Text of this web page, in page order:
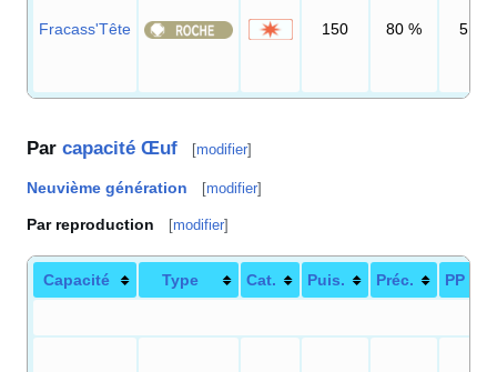
Fracass'Tête 150 80 % 5
Par capacité Œuf [modifier]
Neuvième génération [modifier]
Par reproduction [modifier]
Capacité Type Cat. Puis. Préc. PP